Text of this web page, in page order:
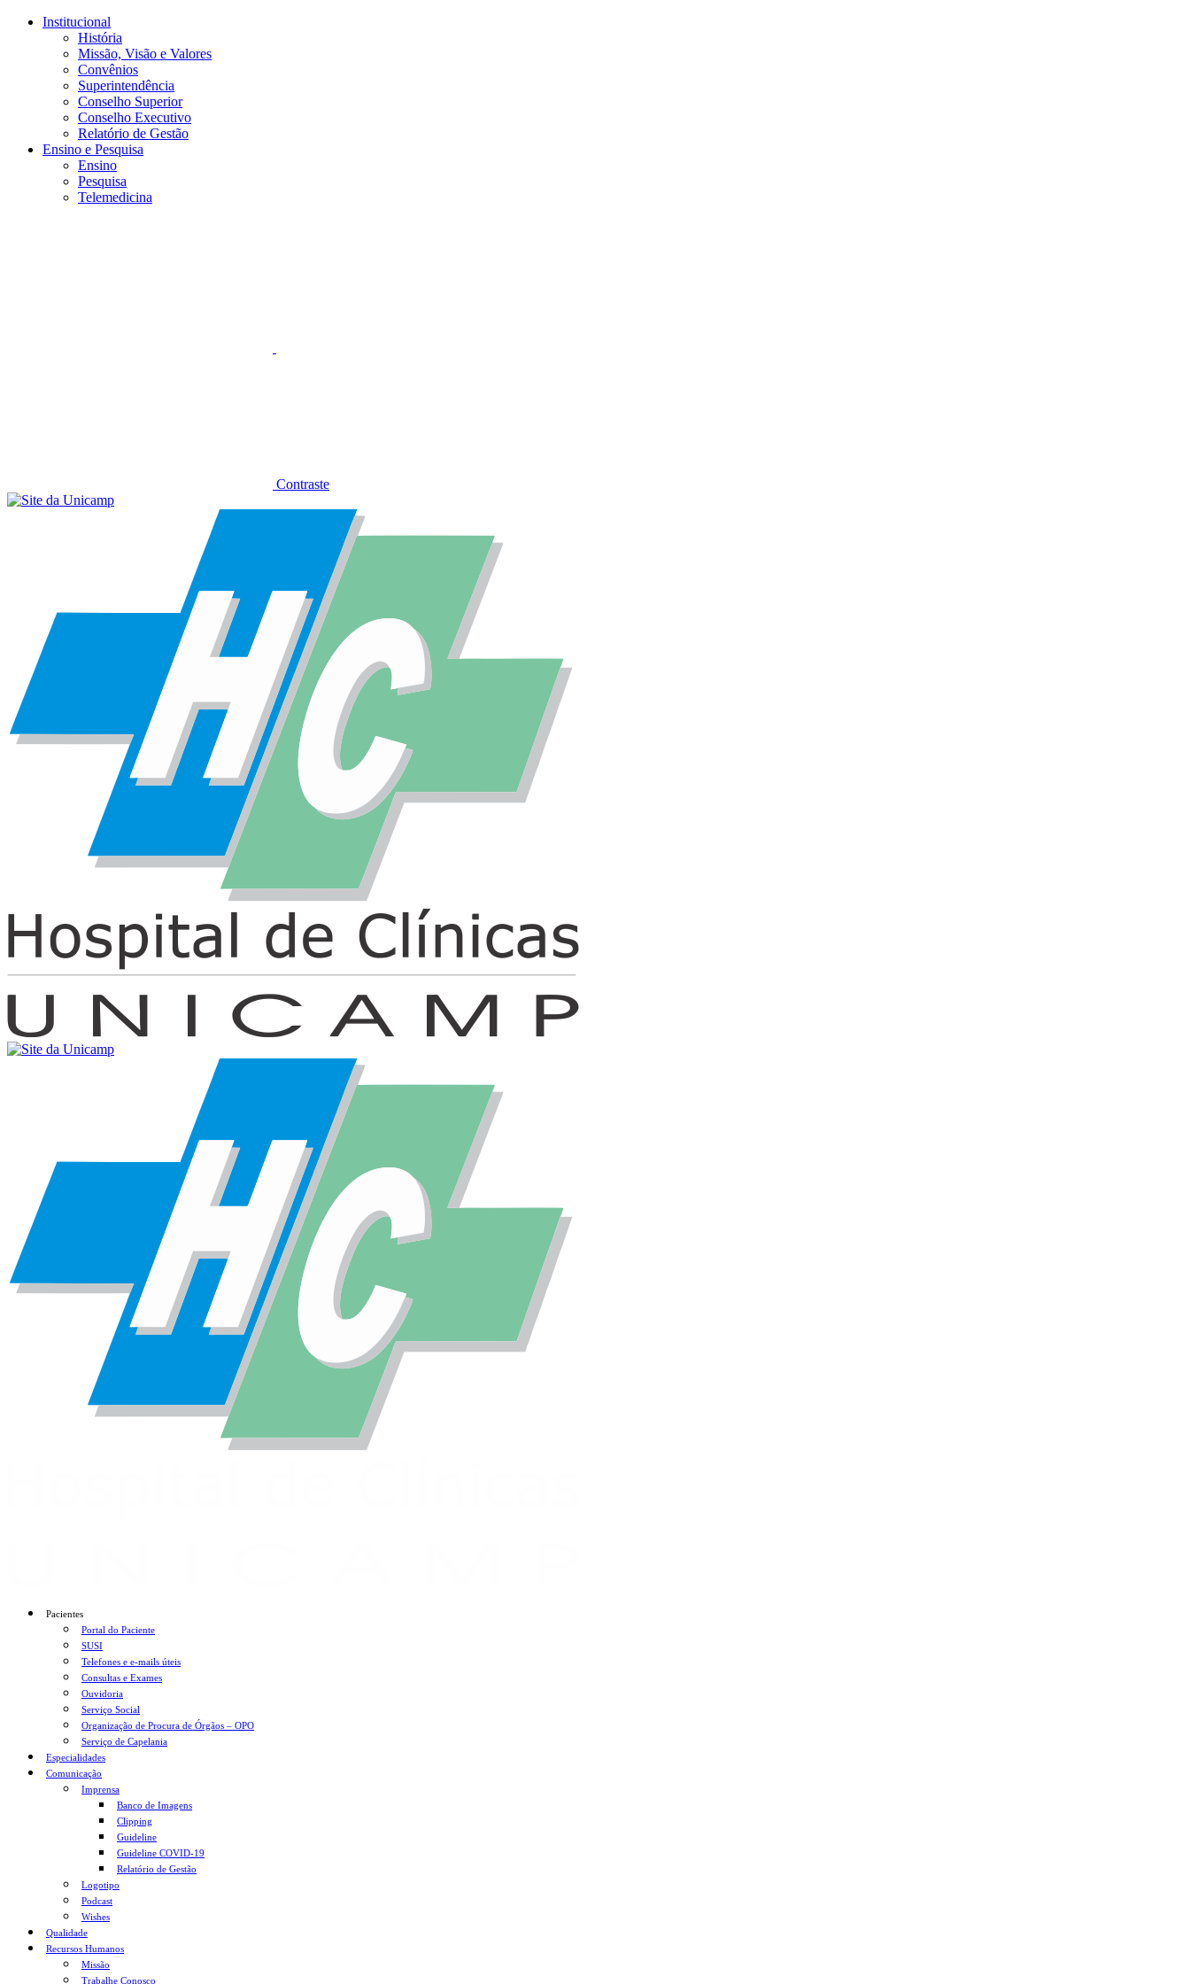
Conteúdo principal
Institucional
História
Missão, Visão e Valores
Convênios
Superintendência
Conselho Superior
Conselho Executivo
Relatório de Gestão
Ensino e Pesquisa
Ensino
Pesquisa
Telemedicina
Contraste
Pacientes
Portal do Paciente
SUSI
Telefones e e-mails úteis
Consultas e Exames
Ouvidoria
Serviço Social
Organização de Procura de Órgãos – OPO
Serviço de Capelania
Especialidades
Comunicação
Imprensa
Banco de Imagens
Clipping
Guideline
Guideline COVID-19
Relatório de Gestão
Logotipo
Podcast
Wishes
Qualidade
Recursos Humanos
Missão
Trabalhe Conosco